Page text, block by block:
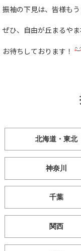
振袖の下見は、皆様も
ぜひ、自由が丘まるや
お待ちしております！
北海道・東北
神奈川
千葉
関西